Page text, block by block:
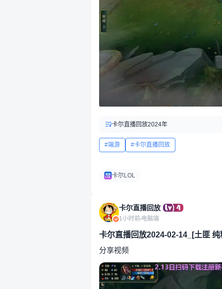
卡尔直播回放2024年
端游 卡尔直播回放
卡尔LOL
卡尔直播回放
1小时前 电脑端
卡尔直播回放2024-02-14_[土匪
分享视频